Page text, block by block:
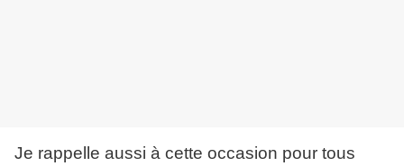
Je rappelle aussi à cette occasion pour tous